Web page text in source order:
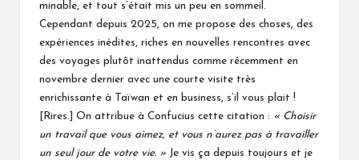
minable, et tout s’était mis un peu en sommeil.
Cependant depuis 2025, on me propose des choses, des
expériences inédites, riches en nouvelles rencontres avec
des voyages plutôt inattendus comme récemment en
novembre dernier avec une courte visite très
enrichissante à Taïwan et en business, s’il vous plait !
[Rires.] On attribue à Confucius cette citation : « Choisir
un travail que vous aimez, et vous n’aurez pas à travailler
un seul jour de votre vie. » Je vis ça depuis toujours et je